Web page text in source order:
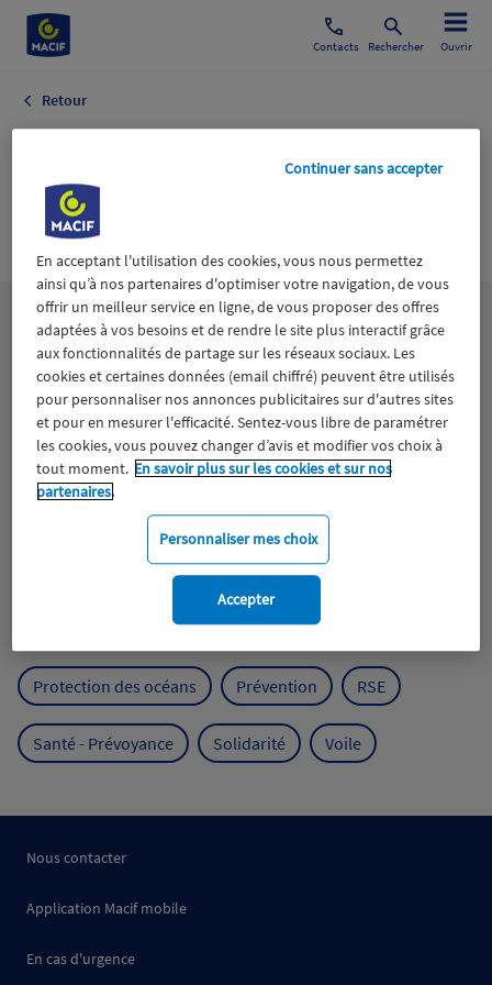
Contacts Rechercher Ouvrir
Retour
Généraliste
Généraliste
Lesthématiques
Aidants Catastrophes naturelles Climat
Engagement Epargne ESS
Expérience clients Fondation Macif
Mutualisme
Protection de l'environnement
Protection des océans Prévention RSE
Santé - Prévoyance Solidarité Voile
Nous contacter
Application Macif mobile
En cas d'urgence
En acceptant l'utilisation des cookies, vous nous permettez
ainsi qu’à nos partenaires d'optimiser votre navigation, de vous
offrir un meilleur service en ligne, de vous proposer des offres
adaptées à vos besoins et de rendre le site plus interactif grâce
aux fonctionnalités de partage sur les réseaux sociaux. Les
cookies et certaines données (email chiffré) peuvent être utilisés
pour personnaliser nos annonces publicitaires sur d'autres sites
et pour en mesurer l'efficacité. Sentez-vous libre de paramétrer
les cookies, vous pouvez changer d’avis et modifier vos choix à
tout moment. En savoir plus sur les cookies et sur nos
partenaires.
Personnaliser mes choix
Continuer sans accepter
Accepter